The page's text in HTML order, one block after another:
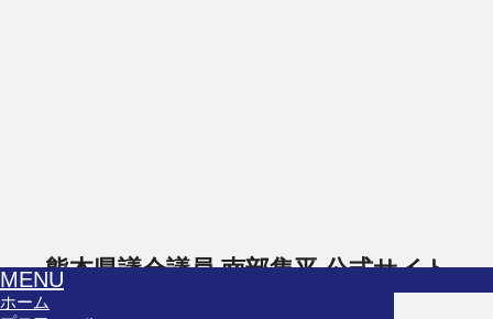
熊本県議会議員 南部隼平 公式サイト
「一人一人が夢を実現できる」熊本を創る！熊本県議会議員の南部隼平の公
MENU
ホーム